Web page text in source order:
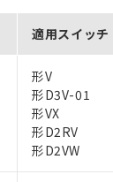
適用スイッチ
形V
形D3V-01
形VX
形D2RV
形D2VW